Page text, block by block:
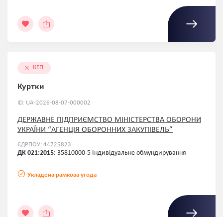
КЕП
Куртки
ID: UA-2026-08-07-000002
ДЕРЖАВНЕ ПІДПРИЄМСТВО МІНІСТЕРСТВА ОБОРОНИ
УКРАЇНИ “АГЕНЦІЯ ОБОРОННИХ ЗАКУПІВЕЛЬ”
ЄДРПОУ: 44725823
ДК 021:2015: 35810000-5 Індивідуальне обмундирування
Укладена рамкова угода